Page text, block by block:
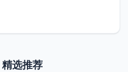
搞，很多产品可能还没经过3C
实不放心。软路由水还是比较深
精选推荐